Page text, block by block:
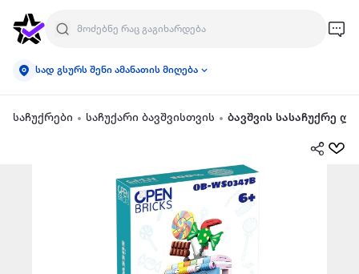
სად გსურს შენი ამანათის მიღება
საჩუქრები საჩუქარი ბავშვისთვის ბავშვის სასაჩუქრე